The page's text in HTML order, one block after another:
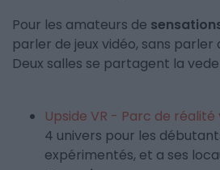
Pour les amateurs de
parler de jeux vidéo, sans parler
Deux salles se partagent la
Upside VR - Parc de
4 univers pour les
expérimentés, et a ses